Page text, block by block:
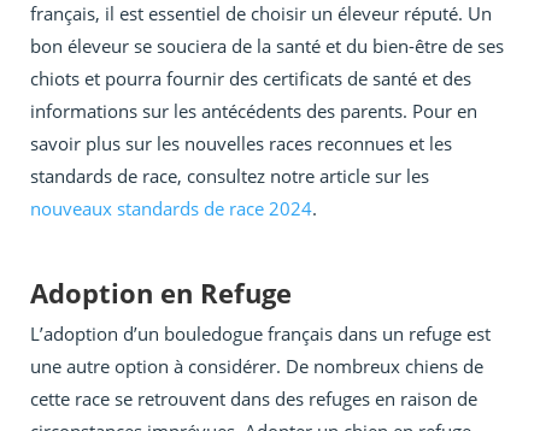
français, il est essentiel de choisir un éleveur réputé. Un
bon éleveur se souciera de la santé et du bien-être de ses
chiots et pourra fournir des certificats de santé et des
informations sur les antécédents des parents. Pour en
savoir plus sur les nouvelles races reconnues et les
standards de race, consultez notre article sur les
nouveaux standards de race 2024.
Adoption en Refuge
L’adoption d’un bouledogue français dans un refuge est
une autre option à considérer. De nombreux chiens de
cette race se retrouvent dans des refuges en raison de